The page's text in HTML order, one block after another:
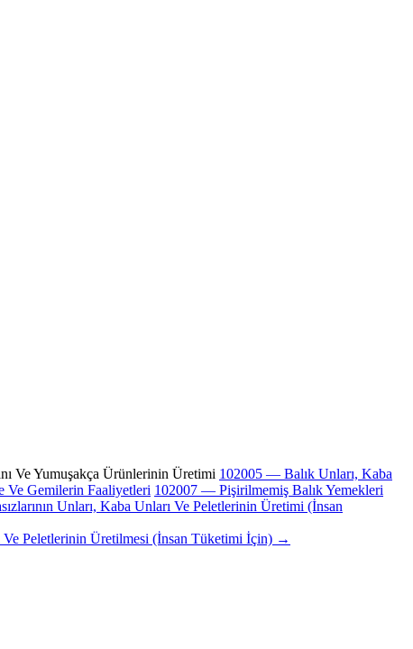
Ve Yumuşakça Ürünlerinin Üretimi 102005 — Balık Unları, Kaba
Ve Gemilerin Faaliyetleri 102007 — Pişirilmemiş Balık Yemekleri
Unları, Kaba Unları Ve Peletlerinin Üretimi (İnsan
Peletlerinin Üretilmesi (İnsan Tüketimi İçin) →